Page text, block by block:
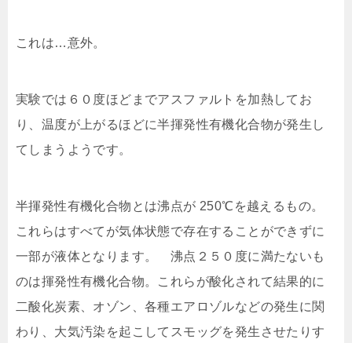
これは…意外。
実験では６０度ほどまでアスファルトを加熱してお
り、温度が上がるほどに半揮発性有機化合物が発生し
てしまうようです。
半揮発性有機化合物とは沸点が 250℃を越えるもの。
これらはすべてが気体状態で存在することができずに
一部が液体となります。 沸点２５０度に満たないも
のは揮発性有機化合物。これらが酸化されて結果的に
二酸化炭素、オゾン、各種エアロゾルなどの発生に関
わり、大気汚染を起こしてスモッグを発生させたりす